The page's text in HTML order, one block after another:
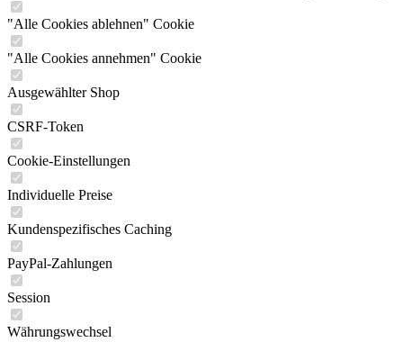
"Alle Cookies ablehnen" Cookie
"Alle Cookies annehmen" Cookie
Ausgewählter Shop
CSRF-Token
Cookie-Einstellungen
Individuelle Preise
Kundenspezifisches Caching
PayPal-Zahlungen
Session
Währungswechsel